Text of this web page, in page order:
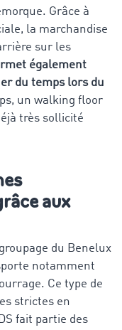
Grâce à
la marchandise
sur les
également
du temps lors du
un walking floor
très sollicité
aux
du Benelux
notamment
Ce type de
strictes en
fait partie des